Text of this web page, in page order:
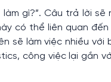
gì?”. Câu trả lời
có thể liên quan
sẽ làm việc nhiều với
công việc lại gắn